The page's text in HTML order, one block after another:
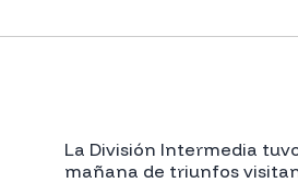
La División Intermedia
mañana de triunfos